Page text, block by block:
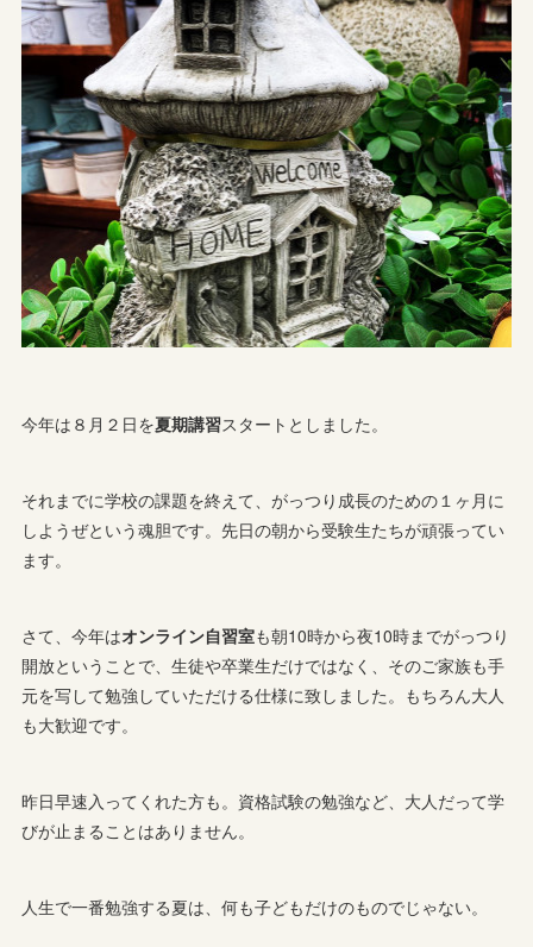
今年は８月２日を夏期講習スタートとしました。
それまでに学校の課題を終えて、がっつり成長のための１ヶ月に
しようぜという魂胆です。先日の朝から受験生たちが頑張ってい
ます。
さて、今年はオンライン自習室も朝10時から夜10時までがっつり
開放ということで、生徒や卒業生だけではなく、そのご家族も手
元を写して勉強していただける仕様に致しました。もちろん大人
も大歓迎です。
昨日早速入ってくれた方も。資格試験の勉強など、大人だって学
びが止まることはありません。
人生で一番勉強する夏は、何も子どもだけのものでじゃない。